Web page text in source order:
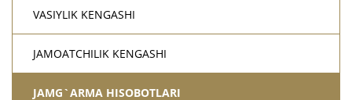
VASIYLIK KENGASHI
JAMOATCHILIK KENGASHI
JAMG`ARMA HISOBOTLARI